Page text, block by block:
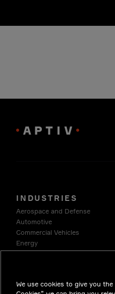
INDUSTRIES
Aerospace and Defense
Automotive
Commercial Vehicles
Energy
Enterprise
Telecommunications
We use cookies to give you